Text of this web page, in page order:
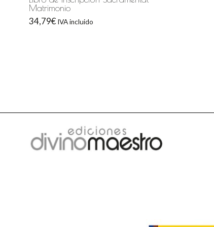
Matrimonio
34,79€ IVA incluido